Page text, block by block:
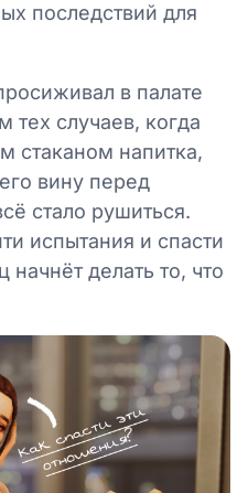
последствий для
в палате
случаев, когда
стаканом напитка,
вину перед
стало рушиться.
испытания и спасти
делать то, что